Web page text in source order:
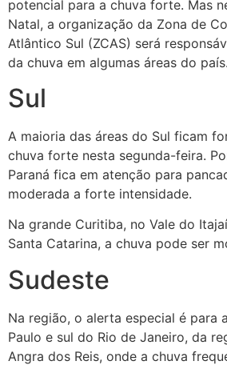
potencial para a chuva forte. Mas
Natal, a organização da Zona de
Atlântico Sul (ZCAS) será
da chuva em algumas áreas do país.
Sul
A maioria das áreas do Sul ficam
chuva forte nesta segunda-feira.
Paraná fica em atenção para
moderada a forte intensidade.
Na grande Curitiba, no Vale do
Santa Catarina, a chuva pode ser
Sudeste
Na região, o alerta especial é para
Paulo e sul do Rio de Janeiro, da
Angra dos Reis, onde a chuva